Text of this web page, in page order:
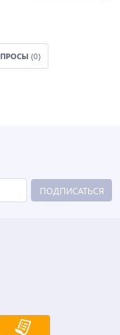
(0)
ПОДПИСАТЬСЯ